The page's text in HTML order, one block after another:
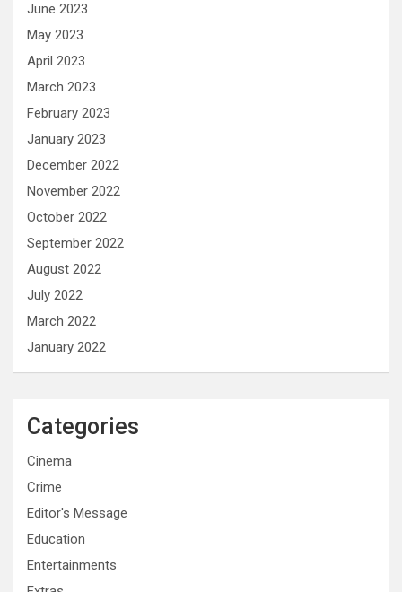
June 2023
May 2023
April 2023
March 2023
February 2023
January 2023
December 2022
November 2022
October 2022
September 2022
August 2022
July 2022
March 2022
January 2022
Categories
Cinema
Crime
Editor's Message
Education
Entertainments